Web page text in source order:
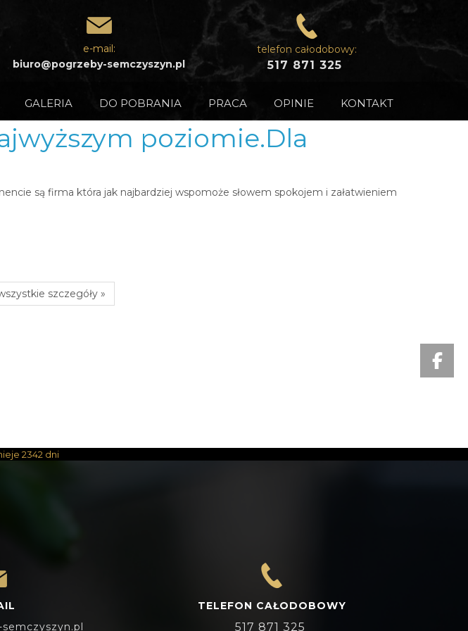
e-mail:
biuro@pogrzeby-semczyszyn.pl
telefon całodobowy:
517 871 325
GALERIA DO POBRANIA PRACA OPINIE KONTAKT
poziomie.Dla
są firma która jak najbardziej wspomoże słowem spokojem i załatwieniem
szczegóły »
2342 dni
TELEFON CAŁODOBOWY
517 871 325